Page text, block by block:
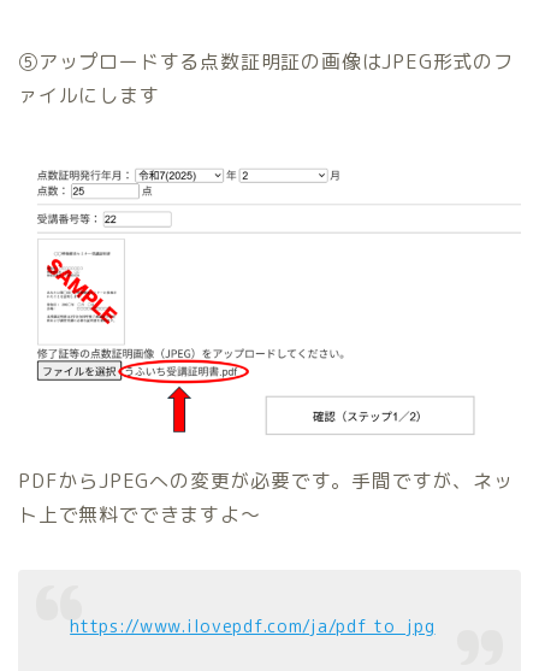
⑤アップロードする点数証明証の画像はJPEG形式のフ
ァイルにします
PDFからJPEGへの変更が必要です。手間ですが、ネッ
ト上で無料でできますよ～
https://www.ilovepdf.com/ja/pdf_to_jpg